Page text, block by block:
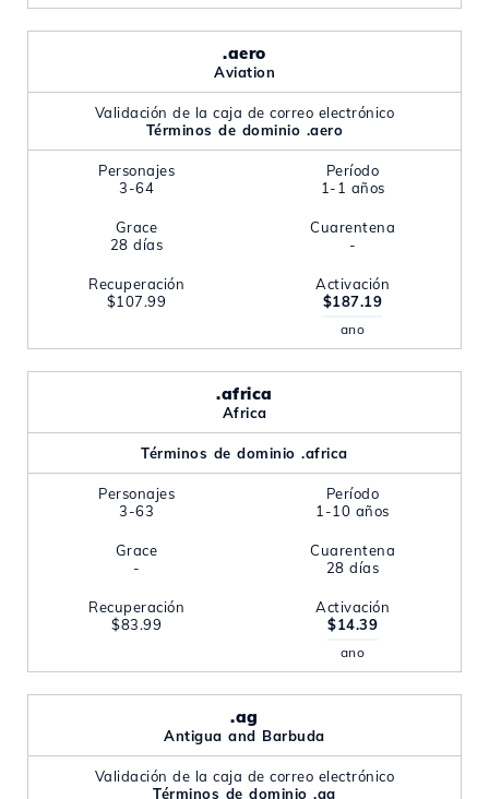
.aero
Aviation
Validación de la caja de correo electrónico
Términos de dominio .aero
Personajes
3-64
Período
1-1 años
Grace
28 días
Cuarentena
-
Recuperación
$107.99
Activación
$187.19
ano
.africa
Africa
Términos de dominio .africa
Personajes
3-63
Período
1-10 años
Grace
-
Cuarentena
28 días
Recuperación
$83.99
Activación
$14.39
ano
.ag
Antigua and Barbuda
Validación de la caja de correo electrónico
Términos de dominio .ag